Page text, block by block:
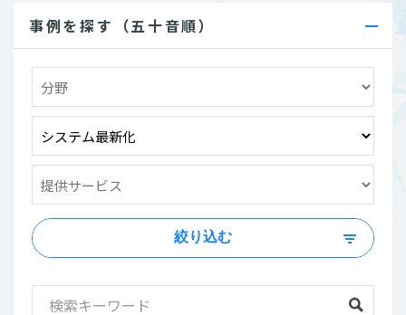
事例を探す（五十音順）
絞り込む